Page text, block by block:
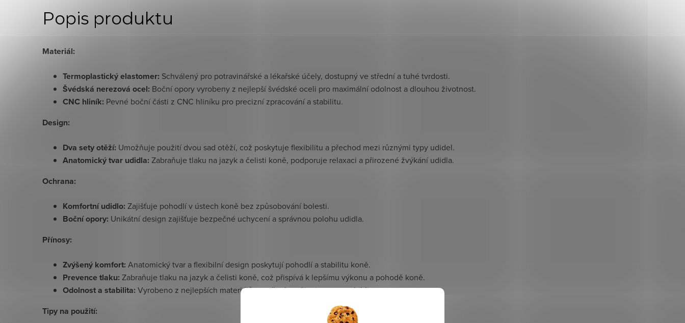
Popis produktu
Materiál:
Termoplastický elastomer: Schválený pro potravinářské a lékařské účely, dostupný ve střední a tuhé tvrdosti.
Švédská nerezová ocel: Boční opory vyrobeny z nejlepší švédské oceli pro maximální odolnost a dlouhou životnost.
CNC hliník: Pevné boční části z CNC hliníku pro precizní zpracování a stabilitu.
Design:
Dva sety otěží: Umožňuje použití dvou sad otěží, což poskytuje flexibilitu a přechod mezi různými typy udidel.
Anatomický tvar udidla: Zabraňuje tlaku na jazyk a čelisti koně, podporuje relaxaci a přirozené žvýkání udidla.
Ochrana:
Komfortní udidlo: Zajišťuje pohodlí v ústech koně bez způsobování bolesti.
Boční opory: Unikátní design zajišťuje bezpečné uchycení a správnou polohu udidla.
Přínosy:
Zvýšený komfort: Anatomický tvar a flexibilní design poskytují pohodlí a stabilitu koně.
Prevence tlaku: Zabraňuje tlaku na jazyk a čelisti koně, což přispívá k lepšímu výkonu a pohodě koně.
Odolnost a stabilita: Vyrobeno z nejlepších materiálů pro dlouhou životnost a spolehlivost.
Tipy na použití: